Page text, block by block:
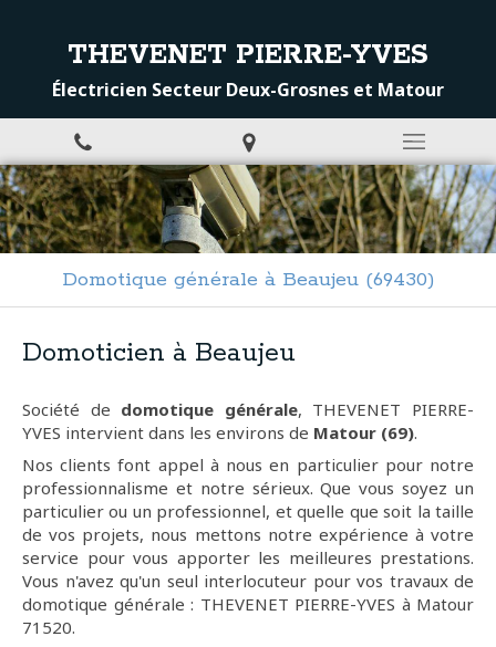
THEVENET PIERRE-YVES
Électricien Secteur Deux-Grosnes et Matour
Domotique générale à Beaujeu (69430)
Domoticien à Beaujeu
Société de domotique générale, THEVENET PIERRE-
YVES intervient dans les environs de Matour (69).
Nos clients font appel à nous en particulier pour notre
professionnalisme et notre sérieux. Que vous soyez un
particulier ou un professionnel, et quelle que soit la taille
de vos projets, nous mettons notre expérience à votre
service pour vous apporter les meilleures prestations.
Vous n'avez qu'un seul interlocuteur pour vos travaux de
domotique générale : THEVENET PIERRE-YVES à Matour
71520.